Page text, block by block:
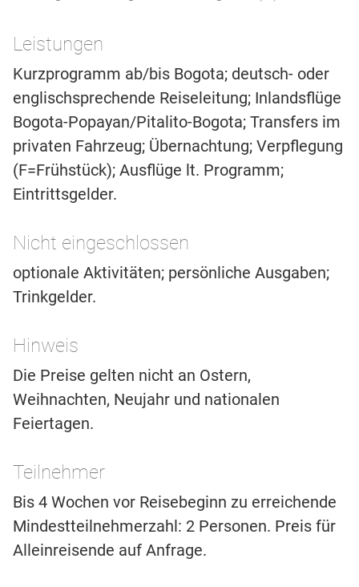
Leistungen
Kurzprogramm ab/bis Bogota; deutsch- oder
englischsprechende Reiseleitung; Inlandsflüge
Bogota-Popayan/Pitalito-Bogota; Transfers im
privaten Fahrzeug; Übernachtung; Verpflegung
(F=Frühstück); Ausflüge lt. Programm;
Eintrittsgelder.
Nicht eingeschlossen
optionale Aktivitäten; persönliche Ausgaben;
Trinkgelder.
Hinweis
Die Preise gelten nicht an Ostern,
Weihnachten, Neujahr und nationalen
Feiertagen.
Teilnehmer
Bis 4 Wochen vor Reisebeginn zu erreichende
Mindestteilnehmerzahl: 2 Personen. Preis für
Alleinreisende auf Anfrage.